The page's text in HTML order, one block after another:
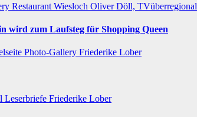
Restaurant Wiesloch Oliver Döll, TVüberregional
wird zum Laufsteg für Shopping Queen
Photo-Gallery Friederike Lober
Leserbriefe Friederike Lober